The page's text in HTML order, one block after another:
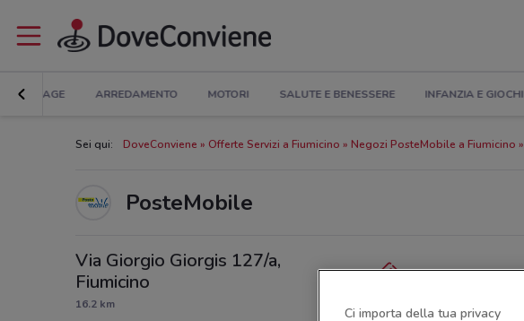
BRICOLAGE ARREDAMENTO MOTORI SALUTE E BENESSERE INFANZIA E GIOCHI
Sei qui: DoveConviene Offerte Servizi a Fiumicino Negozi PosteMobile a Fiumicino
PosteMobile
Via Giorgio Giorgis 127/a,
Fiumicino
16.2 km
Ci importa della tua privacy